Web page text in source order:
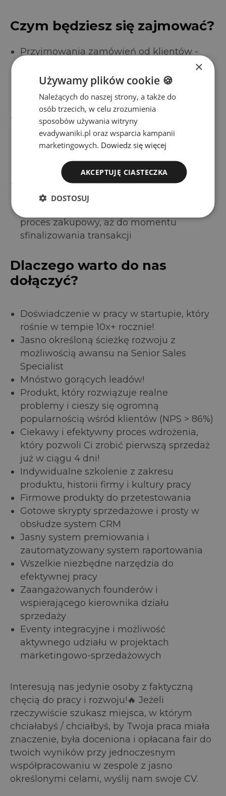
Czym będziesz się zajmować?
Przyjmowania zamówień od klientów -
będziesz pierwszym kontaktem dla osób,
które chcą zakupić nasze produkty –
zarówno telefonicznie, mailowo, jak i za
pośrednictwem naszego systemu CRM
Nawiązywania kontaktów z potencjalnymi
klientami - odezwiemy się do osób, które
wyraziły zainteresowanie naszymi
decyzję o zakupie
Finalizowania zamówień i realizacji planu
sprzedaży - Twoim zadaniem będzie
proces zakupowy, aż do momentu
sfinalizowania transakcji
Dlaczego warto do nas
dołączyć?
Doświadczenie w pracy w startupie, który
rośnie w tempie 10x+ rocznie!
Jasno określoną ścieżkę rozwoju z
możliwością awansu na Senior Sales
Specialist
Mnóstwo gorących leadów!
Produkt, który rozwiązuje realne
problemy i cieszy się ogromną
popularnością wśród klientów (NPS > 86%)
Ciekawy i efektywny proces wdrożenia,
który pozwoli Ci zrobić pierwszą sprzedaż
już w ciągu 4 dni!
Indywidualne szkolenie z zakresu
produktu, historii firmy i kultury pracy
Firmowe produkty do przetestowania
Gotowe skrypty sprzedażowe i prosty w
obsłudze system CRM
Jasny system premiowania i
zautomatyzowany system raportowania
Wszelkie niezbędne narzędzia do
efektywnej pracy
Zaangażowanych founderów i
wspierającego kierownika działu
sprzedaży
Eventy integracyjne i możliwość
aktywnego udziału w projektach
marketingowo-sprzedażowych
Interesują nas jedynie osoby z faktyczną
chęcią do pracy i rozwoju!🔥 Jeżeli
rzeczywiście szukasz miejsca, w którym
chciałabyś / chciałbyś, by Twoja praca miała
znaczenie, była doceniona i opłacana fair do
twoich wyników przy jednoczesnym
współpracowaniu w zespole z jasno
określonymi celami, wyślij nam swoje CV.
×
Używamy plików cookie 🍪
Należących do naszej strony, a także do
osób trzecich, w celu zrozumienia
sposobów używania witryny
evadywaniki.pl oraz wsparcia kampanii
marketingowych. Dowiedz się więcej
AKCEPTUJĘ CIASTECZKA
DOSTOSUJ